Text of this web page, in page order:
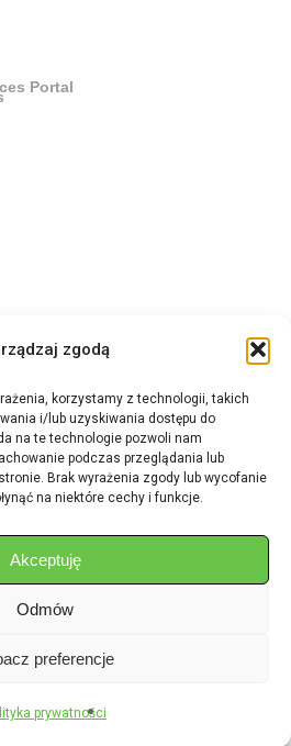
zgodą
korzystamy z technologii, takich
i/lub uzyskiwania dostępu do
na te technologie pozwoli nam
podczas przeglądania lub
Brak wyrażenia zgody lub wycofanie
na niektóre cechy i funkcje.
Akceptuję
Odmów
preferencje
prywatności
Portal